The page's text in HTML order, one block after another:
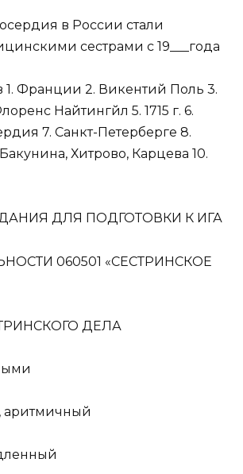
в России стали
сестрами с 19___года
1. Франции 2. Викентий Поль 3.
Найтингйл 5. 1715 г. 6.
7. Санкт-Петерберге 8.
Бакунина, Хитрово, Карцева 10.
ДЛЯ ПОДГОТОВКИ К ИГА
060501 «СЕСТРИНСКОЕ
ДЕЛА
аритмичный